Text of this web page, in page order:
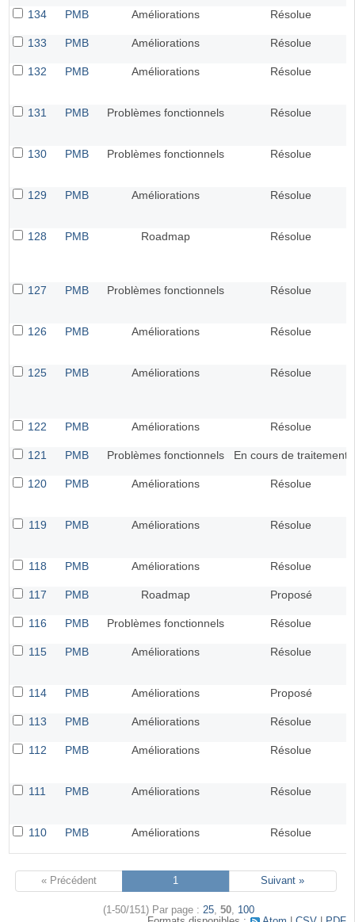
134 PMB Améliorations Résolue
133 PMB Améliorations Résolue
132 PMB Améliorations Résolue
131 PMB Problèmes fonctionnels Résolue
130 PMB Problèmes fonctionnels Résolue
129 PMB Améliorations Résolue
128 PMB Roadmap Résolue
127 PMB Problèmes fonctionnels Résolue
126 PMB Améliorations Résolue
125 PMB Améliorations Résolue
122 PMB Améliorations Résolue
121 PMB Problèmes fonctionnels En cours de traitement
120 PMB Améliorations Résolue
119 PMB Améliorations Résolue
118 PMB Améliorations Résolue
117 PMB Roadmap Proposé
116 PMB Problèmes fonctionnels Résolue
115 PMB Améliorations Résolue
114 PMB Améliorations Proposé
113 PMB Améliorations Résolue
112 PMB Améliorations Résolue
111 PMB Améliorations Résolue
110 PMB Améliorations Résolue
« Précédent 1 Suivant »
(1-50/151) Par page : 25, 50, 100